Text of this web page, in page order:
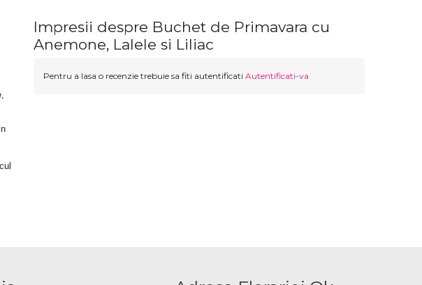
Impresii despre Buchet de Primavara cu
Anemone, Lalele si Liliac
Pentru a lasa o recenzie trebuie sa fiti autentificati Autentificati-va